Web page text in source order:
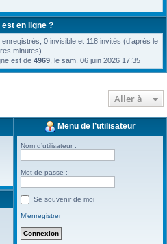
est en ligne ?
0 invisible et 118 invités (d’après le
minutes)
est de 4969 , le sam. 06 juin 2026 17:35
Aller à
Menu de l’utilisateur
Nom d’utilisateur :
Mot de passe :
Se souvenir de moi
M’enregistrer